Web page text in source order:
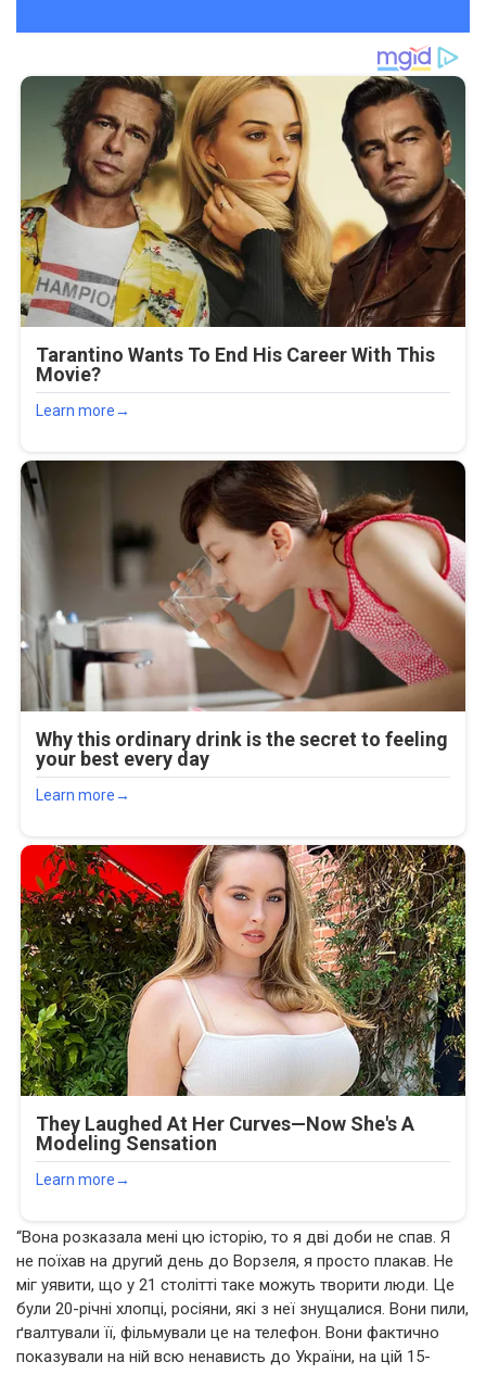
“Вона розказала мені цю історію, то я дві доби не спав. Я
не поїхав на другий день до Ворзеля, я просто плакав. Не
міг уявити, що у 21 столітті таке можуть творити люди. Це
були 20-річні хлопці, росіяни, які з неї знущалися. Вони пили,
ґвалтували її, фільмували це на телефон. Вони фактично
показували на ній всю ненависть до України, на цій 15-